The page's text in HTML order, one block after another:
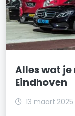
Alles wat
Eindhoven
13 maart 2025